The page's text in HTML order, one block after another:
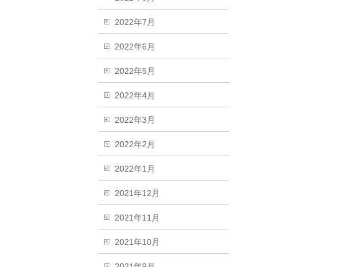
2022年7月
2022年6月
2022年5月
2022年4月
2022年3月
2022年2月
2022年1月
2021年12月
2021年11月
2021年10月